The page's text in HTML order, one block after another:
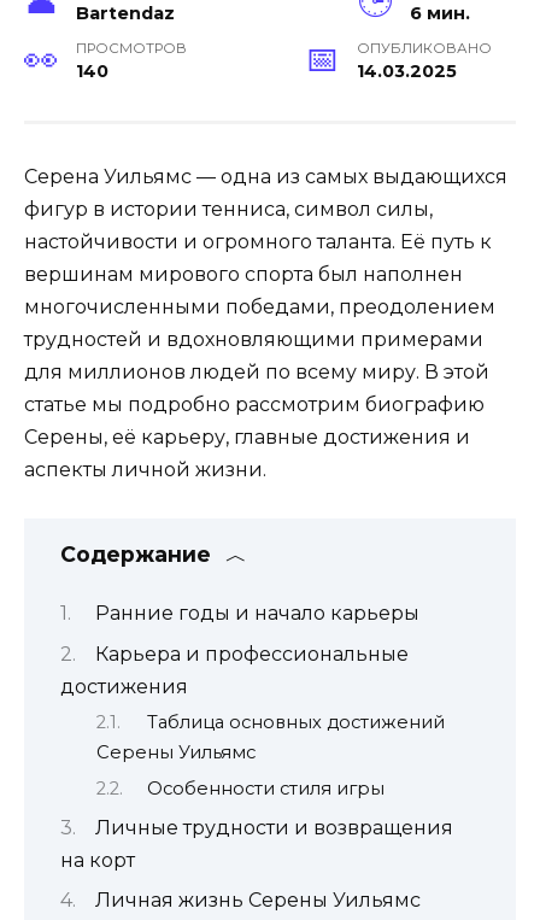
Bartendaz 6 мин.
ПРОСМОТРОВ
140
ОПУБЛИКОВАНО
14.03.2025
Серена Уильямс — одна из самых выдающихся
фигур в истории тенниса, символ силы,
настойчивости и огромного таланта. Её путь к
вершинам мирового спорта был наполнен
многочисленными победами, преодолением
трудностей и вдохновляющими примерами
для миллионов людей по всему миру. В этой
статье мы подробно рассмотрим биографию
Серены, её карьеру, главные достижения и
аспекты личной жизни.
Содержание
Ранние годы и начало карьеры
Карьера и профессиональные
достижения
Таблица основных достижений
Серены Уильямс
Особенности стиля игры
Личные трудности и возвращения
на корт
Личная жизнь Серены Уильямс